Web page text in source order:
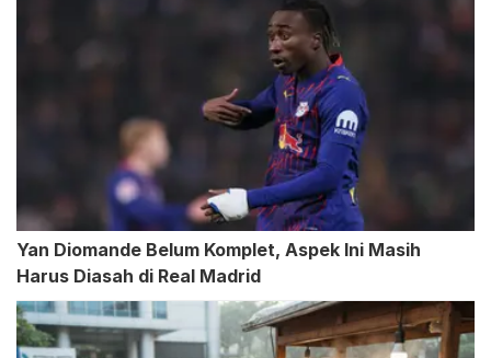
Yan Diomande Belum Komplet, Aspek Ini Masih
Harus Diasah di Real Madrid